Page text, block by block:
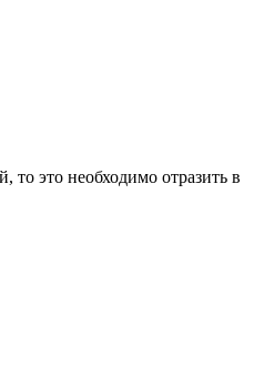
это необходимо отразить в